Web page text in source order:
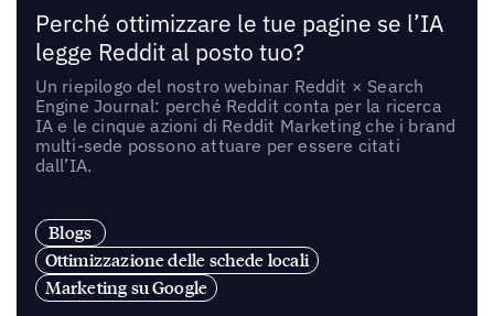
Perché ottimizzare le tue pagine se l’IA
legge Reddit al posto tuo?
Un riepilogo del nostro webinar Reddit × Search
Engine Journal: perché Reddit conta per la ricerca
IA e le cinque azioni di Reddit Marketing che i brand
multi-sede possono attuare per essere citati
dall’IA.
Blogs
Ottimizzazione delle schede locali
Marketing su Google